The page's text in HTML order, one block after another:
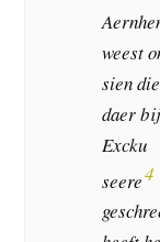
weest
sien die
daer
Excku
seere4